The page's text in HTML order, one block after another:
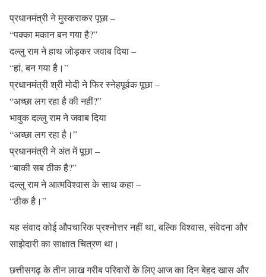
प्रधानमंत्री ने मुस्कराकर पूछा –
“पक्का मकान बन गया है?”
दल्लु राम ने हाथ जोड़कर जवाब दिया –
“हां, बन गया है।”
प्रधानमंत्री श्री मोदी ने फिर स्नेहपूर्वक पूछा –
“अच्छा लग रहा है की नहीं?”
भावुक दल्लु राम ने जवाब दिया
“अच्छा लग रहा है।”
प्रधानमंत्री ने अंत में पूछा –
“बाकी सब ठीक है?”
दल्लु राम ने आत्मविश्वास के साथ कहा –
“ठीक है।”
यह संवाद कोई औपचारिक प्रश्नोत्तर नहीं था, बल्कि विश्वास, संवेदना और
साझेदारी का साक्षात चित्रण था।
छत्तीसगढ़ के तीन लाख गरीब परिवारों के लिए आज का दिन बेहद खास और